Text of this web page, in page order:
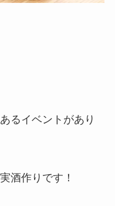
るイベントがあり
酒作りです！